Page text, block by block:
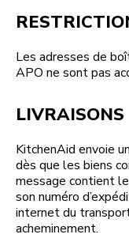
Les adresses de
APO ne sont pas
LIVRAISONS
KitchenAid envoie
dès que les biens
message contient
son numéro
internet du
acheminement.